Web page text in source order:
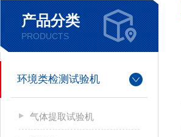
产品分类
PRODUCTS
环境类检测试验机
气体提取试验机